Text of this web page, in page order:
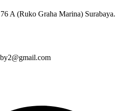
A (Ruko Graha Marina) Surabaya.